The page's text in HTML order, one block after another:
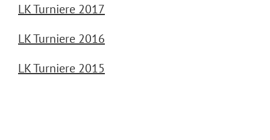
LK Turniere 2017
LK Turniere 2016
LK Turniere 2015